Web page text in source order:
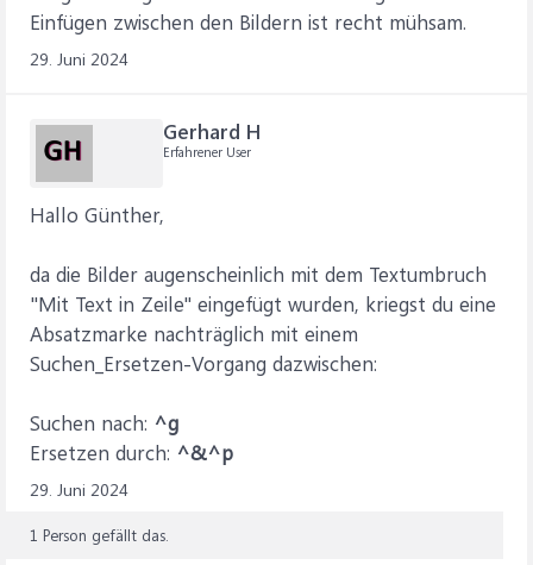
Einfügen zwischen den Bildern ist recht mühsam.
29. Juni 2024
Gerhard H
Erfahrener User
Hallo Günther,
da die Bilder augenscheinlich mit dem Textumbruch
"Mit Text in Zeile" eingefügt wurden, kriegst du eine
Absatzmarke nachträglich mit einem
Suchen_Ersetzen-Vorgang dazwischen:
Suchen nach: ^g
Ersetzen durch: ^&^p
29. Juni 2024
1 Person gefällt das.